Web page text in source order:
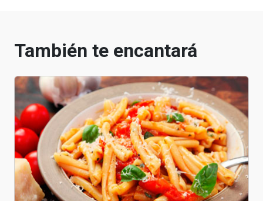
También te encantará